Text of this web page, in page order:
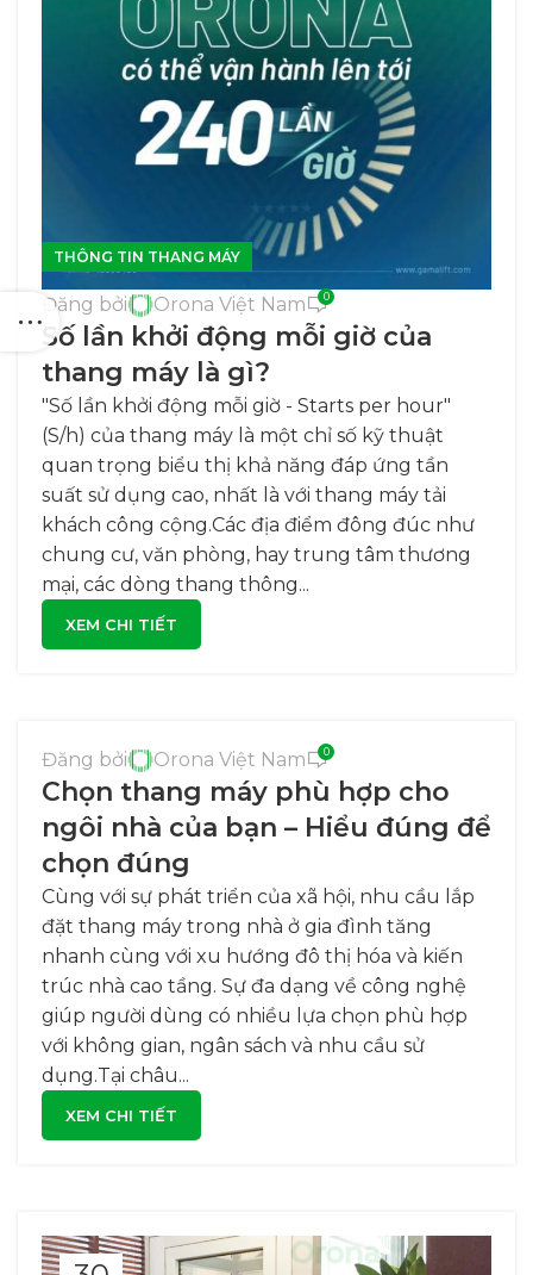
THÔNG TIN THANG MÁY
Đăng bởi Orona Việt Nam 0
Số lần khởi động mỗi giờ của
thang máy là gì?
"Số lần khởi động mỗi giờ - Starts per hour"
(S/h) của thang máy là một chỉ số kỹ thuật
quan trọng biểu thị khả năng đáp ứng tần
suất sử dụng cao, nhất là với thang máy tải
khách công cộng.Các địa điểm đông đúc như
chung cư, văn phòng, hay trung tâm thương
mại, các dòng thang thông...
XEM CHI TIẾT
Đăng bởi Orona Việt Nam 0
Chọn thang máy phù hợp cho
ngôi nhà của bạn – Hiểu đúng để
chọn đúng
Cùng với sự phát triển của xã hội, nhu cầu lắp
đặt thang máy trong nhà ở gia đình tăng
nhanh cùng với xu hướng đô thị hóa và kiến
trúc nhà cao tầng. Sự đa dạng về công nghệ
giúp người dùng có nhiều lựa chọn phù hợp
với không gian, ngân sách và nhu cầu sử
dụng.Tại châu...
XEM CHI TIẾT